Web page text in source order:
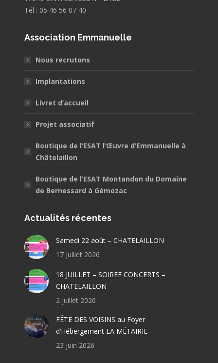
Tél : 05 46 56 07 40
Association Emmanuelle
Nous recrutons
Implantations
Livret d’accueil
Projet associatif
Boutique de l’ESAT l’Œuvre d’Emmanuelle à
Châtelaillon
Boutique de l’ESAT Montandon du Domaine
de Bernessard à Gémozac
Actualités récentes
Samedi 22 août – CHATELAILLON
17 juillet 2026
18 JUILLET – SOIREE CONCERTS –
CHATELAILLON
2 juillet 2026
FÊTE DES VOISINS au Foyer
d’Hébergement LA MÉTAIRIE
23 juin 2026